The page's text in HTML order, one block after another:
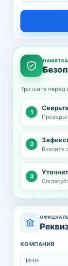
Три шага перед
Внесите
КОМПАНИЯ
ИНН